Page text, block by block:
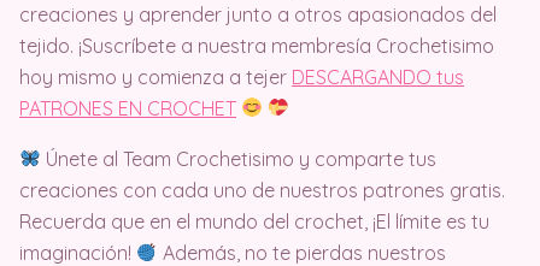
creaciones y aprender junto a otros apasionados del
tejido. ¡Suscríbete a nuestra membresía Crochetisimo
hoy mismo y comienza a tejer DESCARGANDO tus
PATRONES EN CROCHET
Únete al Team Crochetisimo y comparte tus
creaciones con cada uno de nuestros patrones gratis.
Recuerda que en el mundo del crochet, ¡El límite es tu
imaginación!
Además, no te pierdas nuestros